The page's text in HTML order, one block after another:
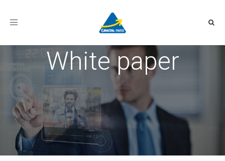
Toggle
White paper